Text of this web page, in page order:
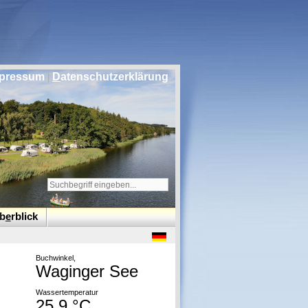
Datenschutzerklärung
erblick
Buchwinkel,
Waginger See
Wassertemperatur